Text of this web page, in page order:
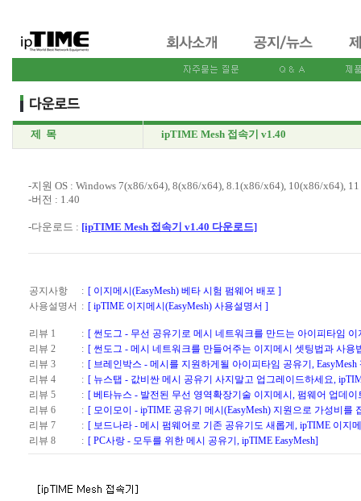
제 목 ipTIME Mesh 접속기 v1.40
-지원 OS : Windows 7(x86/x64), 8(x86/x64), 8.1(x86/x64), 10(x86/x64), 11
-버전 : 1.40
-다운로드 : [ipTIME Mesh 접속기 v1.40 다운로드]
공지사항 : [ 이지메시(EasyMesh) 베타 시험 펌웨어 배포 ]
사용설명서 : [ ipTIME 이지메시(EasyMesh) 사용설명서 ]
리뷰 1 : [ 썬도그 - 무선 공유기로 메시 네트워크를 만드는 아이피타임 이
리뷰 2
: [ 썬도그 - 메시 네트워크를 만들어주는 이지메시 셋팅법과 사용
리뷰 3
: [ 브레인박스 - 메시를 지원하게될 아이피타임 공유기, EasyMesh
리뷰 4
: [ 뉴스탭 - 값비싼 메시 공유기 사지말고 업그레이드하세요,
리뷰 5
: [ 베타뉴스 - 발전된 무선 영역확장기술 이지메시, 펌웨어 업데
리뷰 6
: [ 모이모이 - ipTIME 공유기 메시(EasyMesh) 지원으로 가성비를
리뷰 7
: [ 보드나라 - 메시 펌웨어로 기존 공유기도 새롭게, ipTIME 이지
리뷰 8
: [ PC사랑 - 모두를 위한 메시 공유기, ipTIME EasyMesh]